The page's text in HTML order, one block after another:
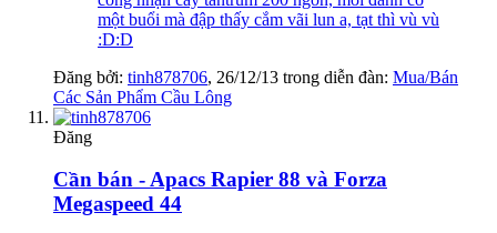
một buổi mà đập thấy cắm vãi lun a, tạt thì vù vù
:D:D
Đăng bởi: tinh878706, 26/12/13 trong diễn đàn: Mua/Bán
Các Sản Phẩm Cầu Lông
Đăng
Cần bán - Apacs Rapier 88 và Forza
Megaspeed 44